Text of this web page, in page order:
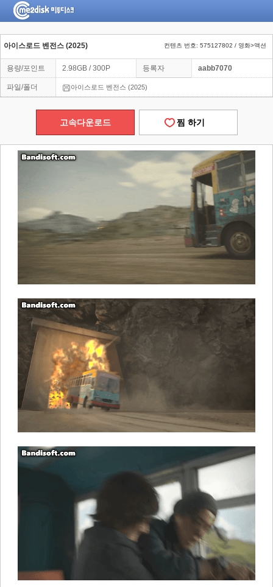
아이스로드 벤전스 (2025) 컨텐츠 번호: 575127802 / 영화>액션
용량/포인트 2.98GB / 300P 등록자 aabb7070
파일/폴더 아이스로드 벤전스 (2025)
고속다운로드 찜 하기